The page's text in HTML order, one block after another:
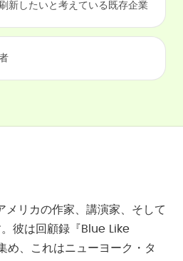
新したいと考えている既存企業
メリカの作家、講演家、そして
彼は回顧録『Blue Like
め、これはニューヨーク・タ